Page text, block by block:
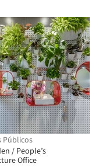
Públicos
/ People’s
Office